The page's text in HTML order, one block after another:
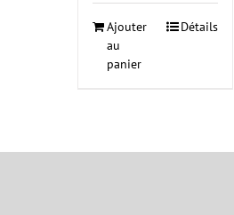
Ajouter
au
panier
Détails